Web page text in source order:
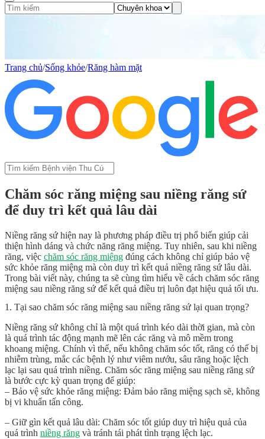
Trang chủ/Sống khỏe/Răng hàm mặt
Chăm sóc răng miệng sau niềng răng sứ
để duy trì kết quả lâu dài
Niềng răng sứ hiện nay là phương pháp điều trị phổ biến giúp cải
thiện hình dáng và chức năng răng miệng. Tuy nhiên, sau khi niềng
răng, việc chăm sóc răng miệng đúng cách không chỉ giúp bảo vệ
sức khỏe răng miệng mà còn duy trì kết quả niềng răng sứ lâu dài.
Trong bài viết này, chúng ta sẽ cùng tìm hiểu về cách chăm sóc răng
miệng sau niềng răng sứ để kết quả điều trị luôn đạt hiệu quả tối ưu.
1. Tại sao chăm sóc răng miệng sau niềng răng sứ lại quan trọng?
Niềng răng sứ không chỉ là một quá trình kéo dài thời gian, mà còn
là quá trình tác động mạnh mẽ lên các răng và mô mềm trong
khoang miệng. Chính vì thế, nếu không chăm sóc tốt, răng có thể bị
nhiễm trùng, mắc các bệnh lý như viêm nướu, sâu răng hoặc lệch
lạc lại sau quá trình niềng. Chăm sóc răng miệng sau niềng răng sứ
là bước cực kỳ quan trọng để giúp:
– Bảo vệ sức khỏe răng miệng: Đảm bảo răng miệng sạch sẽ, không
bị vi khuẩn tấn công.
– Giữ gìn kết quả lâu dài: Chăm sóc tốt giúp duy trì hiệu quả của
quá trình niềng răng và tránh tái phát tình trạng lệch lạc.